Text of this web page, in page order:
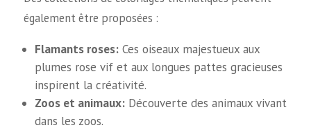
également être proposées :
Flamants roses: Ces oiseaux majestueux aux
plumes rose vif et aux longues pattes gracieuses
inspirent la créativité.
Zoos et animaux: Découverte des animaux vivant
dans les zoos.